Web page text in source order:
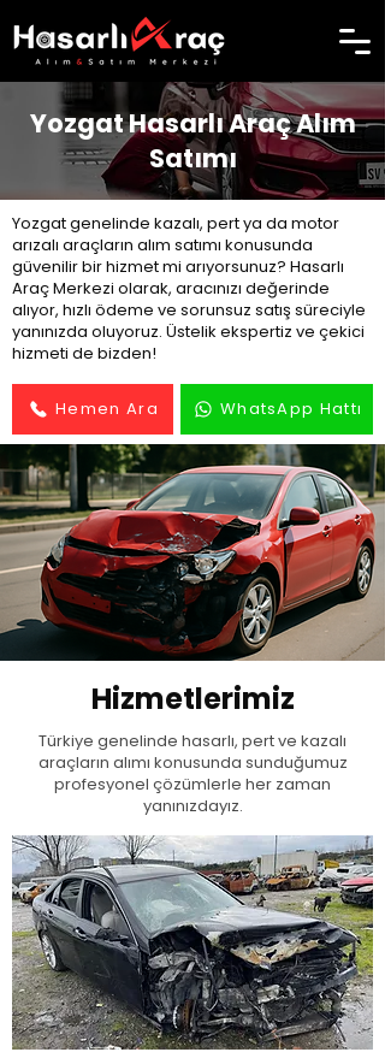
Yozgat Hasarlı Araç Alım
Satımı
Yozgat genelinde kazalı, pert ya da motor
arızalı araçların alım satımı konusunda
güvenilir bir hizmet mi arıyorsunuz? Hasarlı
Araç Merkezi olarak, aracınızı değerinde
alıyor, hızlı ödeme ve sorunsuz satış süreciyle
yanınızda oluyoruz. Üstelik ekspertiz ve çekici
hizmeti de bizden!
Hemen Ara WhatsApp Hattı
Hizmetlerimiz
Türkiye genelinde hasarlı, pert ve kazalı
araçların alımı konusunda sunduğumuz
profesyonel çözümlerle her zaman
yanınızdayız.